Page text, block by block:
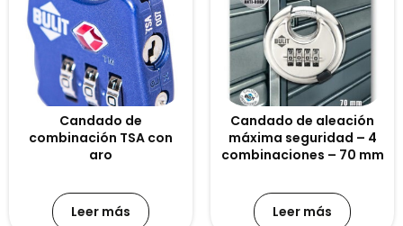
Candado de
combinación TSA con
aro
Leer más
Candado de aleación
máxima seguridad – 4
combinaciones – 70 mm
Leer más